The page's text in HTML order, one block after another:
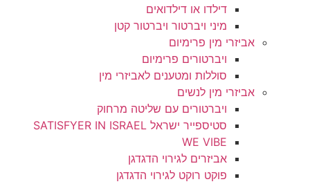
דילדו או דילדואים
מיני ויברטור ויברטור קטן
אביזרי מין פרימיום
ויברטורים פרימיום
סוללות ומטענים לאביזרי מין
אביזרי מין לנשים
ויברטורים עם שליטה מרחוק
סטיספייר ישראל SATISFYER IN ISRAEL
WE VIBE
אביזרים לגירוי הדגדגן
פוקט רוקט לגירוי הדגדגן